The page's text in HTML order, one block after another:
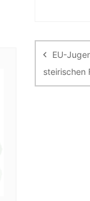
EU-
steirischen